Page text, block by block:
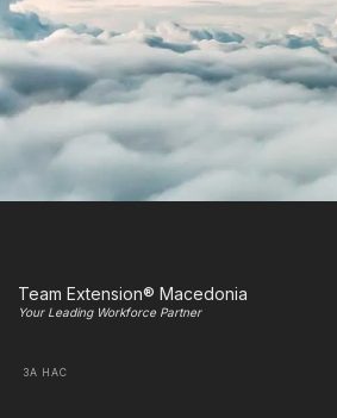
Team Extension® Macedonia
Your Leading Workforce Partner
ЗА НАС